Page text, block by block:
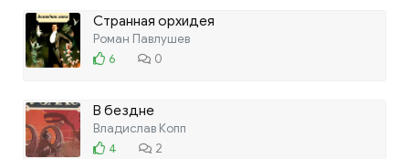
Странная орхидея
Роман Павлушев
6
0
В бездне
Владислав Копп
4
2